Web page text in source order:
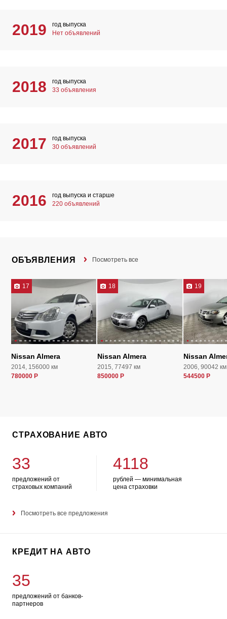
2019
год выпуска
Нет объявлений
2018
год выпуска
33 объявления
2017
год выпуска
30 объявлений
2016
год выпуска и старше
220 объявлений
ОБЪЯВЛЕНИЯ Посмотреть все
17
Nissan Almera
2014, 156000 км
780000 Р
18
Nissan Almera
2015, 77497 км
850000 Р
19
Nissan
2006, 90042 км
544500 Р
СТРАХОВАНИЕ АВТО
33
предложений от
страховых компаний
4118
рублей — минимальная
цена страховки
Посмотреть все предложения
КРЕДИТ НА АВТО
35
предложений от банков-
партнеров